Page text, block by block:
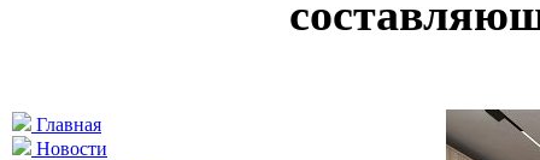
Главная
Новости